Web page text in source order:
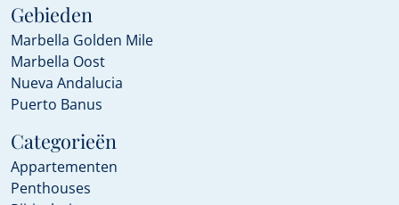
Gebieden
Marbella Golden Mile
Marbella Oost
Nueva Andalucia
Puerto Banus
Categorieën
Appartementen
Penthouses